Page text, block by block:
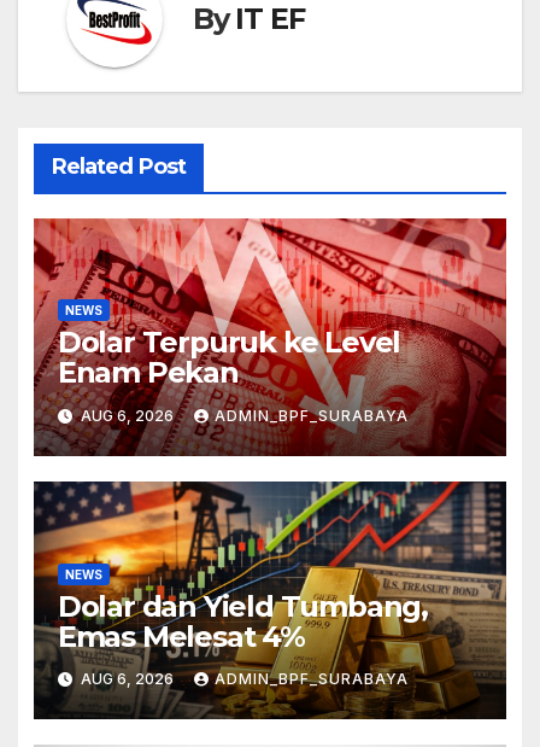
ByIT EF
Related Post
NEWS
Dolar Terpuruk ke Level
Enam Pekan
AUG 6, 2026 ADMIN_BPF_SURABAYA
NEWS
Dolar dan Yield Tumbang,
Emas Melesat 4%
AUG 6, 2026 ADMIN_BPF_SURABAYA